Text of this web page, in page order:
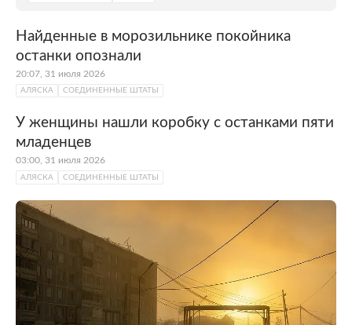
Найденные в морозильнике покойника
останки опознали
20:07, 31 июля 2026
АЛЯСКА СОЕДИНЕННЫЕ ШТАТЫ
У женщины нашли коробку с останками пяти
младенцев
03:00, 31 июля 2026
АЛЯСКА СОЕДИНЕННЫЕ ШТАТЫ